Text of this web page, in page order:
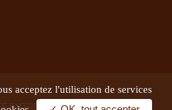
ENTREPRISE
acceptez l'utilisation de services